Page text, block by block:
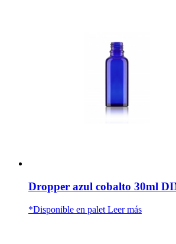
Dropper azul cobalto 30ml
*Disponible en palet Leer más